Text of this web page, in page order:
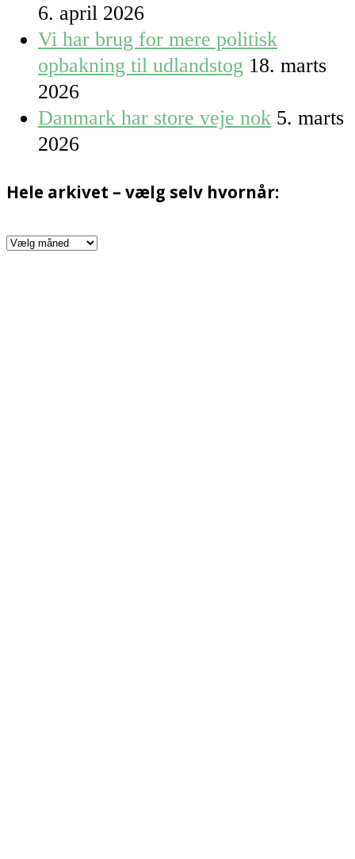
6. april 2026
Vi har brug for mere politisk
opbakning til udlandstog 18. marts
2026
Danmark har store veje nok 5. marts
2026
Hele arkivet – vælg selv hvornår:
Hele